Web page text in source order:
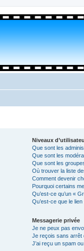
Niveaux
Que sont les
Que sont les
Que sont les
Où trouver la liste
Comment devenir
Pourquoi certains
Qu’est-ce qu’un «
Qu’est-ce que le
Messagerie privée
Je ne peux pas
Je reçois sans arrêt
J’ai reçu un spam